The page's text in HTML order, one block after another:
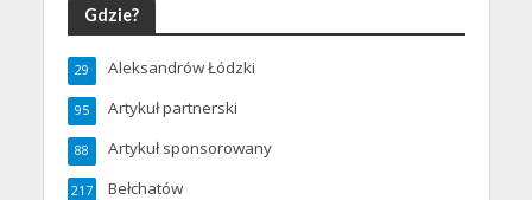
Gdzie?
Aleksandrów Łódzki
29
Artykuł partnerski
95
Artykuł sponsorowany
88
Bełchatów
217